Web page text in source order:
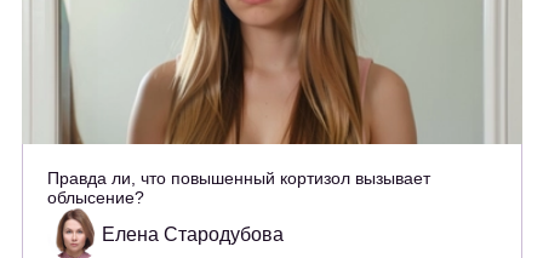
Правда ли, что повышенный кортизол вызывает
облысение?
Елена Стародубова